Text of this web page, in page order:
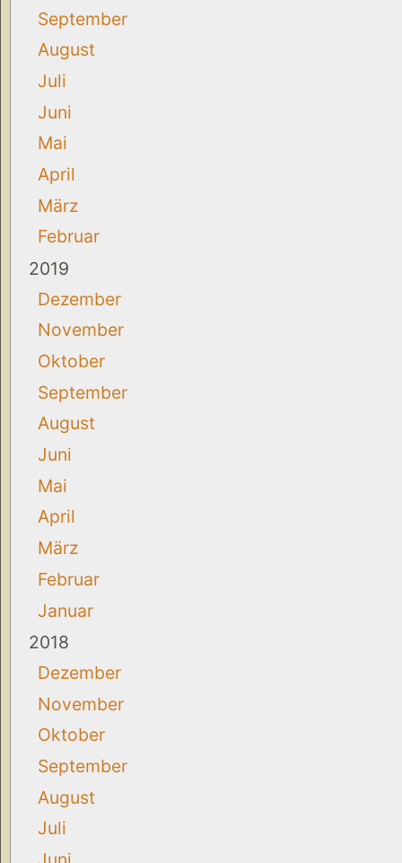
September
August
Juli
Juni
Mai
April
März
Februar
2019
Dezember
November
Oktober
September
August
Juni
Mai
April
März
Februar
Januar
2018
Dezember
November
Oktober
September
August
Juli